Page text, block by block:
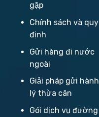
gặp
Chính sách và quy
định
Gửi hàng đi nước
ngoài
Giải pháp gửi hành
lý thừa cân
Gói dịch vụ đường